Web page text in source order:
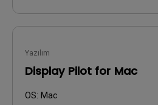
Yazılım
Display Pilot for Mac
OS: Mac